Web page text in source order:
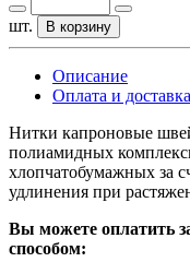
шт. В корзину
Описание
Оплата и доставка
Нитки капроновые
полиамидных
хлопчатобумажных за
удлинения при
Вы можете оплатить
способом: